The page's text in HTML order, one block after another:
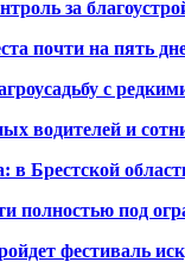
за
почти на пять
с
водителей и
в Брестской
полностью под
фестиваль